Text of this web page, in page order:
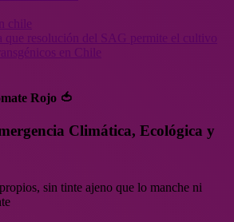
que resolución del SAG permite el cultivo
en Chile
Rojo 🍅
Climática, Ecológica y
sin tinte ajeno que lo manche ni